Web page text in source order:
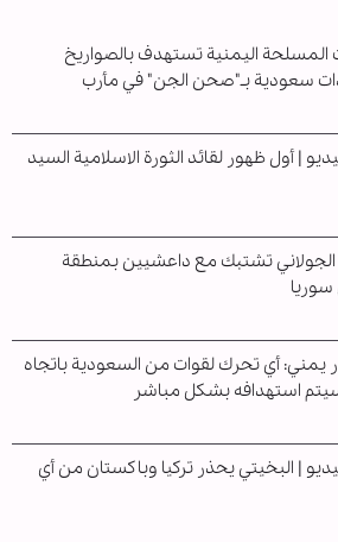
المسلحة اليمنية تستهدف بالصواريخ
سعودية بـ"صحن الجن" في مأرب
| أول ظهور لقائد الثورة الاسلامية السيد
تشتبك مع داعشيين بمنطقة
يمني: أي تحرك لقوات من السعودية باتجاه
استهدافه بشكل مباشر
| البخيتي يحذر تركيا وباكستان من أي